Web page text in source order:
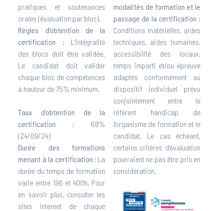
pratiques et soutenances
orales (évaluation par bloc).
Règles d’obtention de la
certification : L’intégralité
des blocs doit être validée.
Le candidat doit valider
chaque bloc de compétences
à hauteur de 75% minimum.
Taux d’obtention de la
certification : 68%
(24/09/24)
Durée des formations
menant à la certification : La
durée du temps de formation
varie entre 196 et 400h. Pour
en savoir plus, consulter les
sites internet de chaque
modalités de formation et le
passage de la certification :
Conditions matérielles, aides
techniques, aides humaines,
accessibilité des locaux,
temps imparti et/ou épreuve
adaptés conformément au
dispositif individuel prévu
conjointement entre le
référent handicap de
l'organisme de formation et le
candidat. Le cas échéant,
certains critères d’évaluation
pourraient ne pas être pris en
considération.